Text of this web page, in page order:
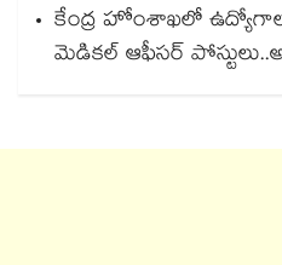
కేంద్ర హోంశాఖలో
మెడికల్ ఆఫీసర్